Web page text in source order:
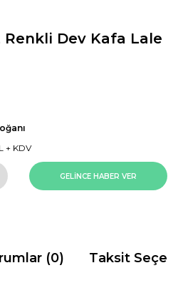
Dev Kafa Lale
+ KDV
GELİNCE HABER VER
(0) Taksit